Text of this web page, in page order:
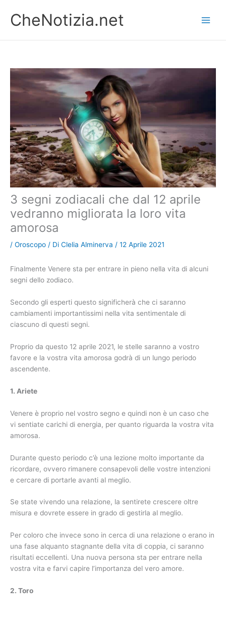
contenuto
CheNotizia.net
3 segni zodiacali che dal 12 aprile
vedranno migliorata la loro vita
amorosa
/ Oroscopo / Di Clelia Alminerva / 12 Aprile 2021
Finalmente Venere sta per entrare in pieno nella vita di alcuni
segni dello zodiaco.
Secondo gli esperti questo significherà che ci saranno
cambiamenti importantissimi nella vita sentimentale di
ciascuno di questi segni.
Proprio da questo 12 aprile 2021, le stelle saranno a vostro
favore e la vostra vita amorosa godrà di un lungo periodo
ascendente.
1. Ariete
Venere è proprio nel vostro segno e quindi non è un caso che
vi sentiate carichi di energia, per quanto riguarda la vostra vita
amorosa.
Durante questo periodo c’è una lezione molto importante da
ricordare, ovvero rimanere consapevoli delle vostre intenzioni
e cercare di portarle avanti al meglio.
Se state vivendo una relazione, la sentirete crescere oltre
misura e dovrete essere in grado di gestirla al meglio.
Per coloro che invece sono in cerca di una relazione o erano in
una fase alquanto stagnante della vita di coppia, ci saranno
risultati eccellenti. Una nuova persona sta per entrare nella
vostra vita e farvi capire l’importanza del vero amore.
2. Toro